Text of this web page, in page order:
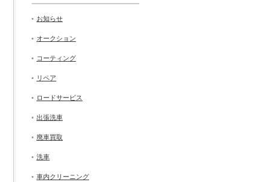
お知らせ
オークション
コーティング
リペア
ロードサービス
出張洗車
廃車買取
洗車
車内クリーニング